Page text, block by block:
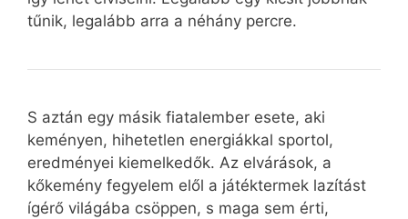
tűnik, legalább arra a néhány percre.
S aztán egy másik fiatalember esete, aki
keményen, hihetetlen energiákkal sportol,
eredményei kiemelkedők. Az elvárások, a
kőkemény fegyelem elől a játéktermek lazítást
ígérő világába csöppen, s maga sem érti,